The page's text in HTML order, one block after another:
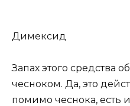
Димексид
Запах этого средства
чесноком. Да, это
помимо чеснока, есть